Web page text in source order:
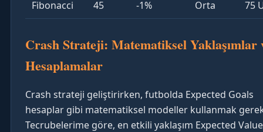
Fibonacci 45 -1% Orta 75
Crash Strateji: Matematiksel Yaklaşımlar
Hesaplamalar
Crash strateji geliştirirken, futbolda Expected Goals
hesaplar gibi matematiksel modeller kullanmak
Tecrubelerime göre, en etkili yaklaşım Expected Value